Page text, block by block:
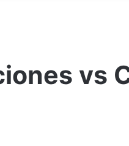
vs